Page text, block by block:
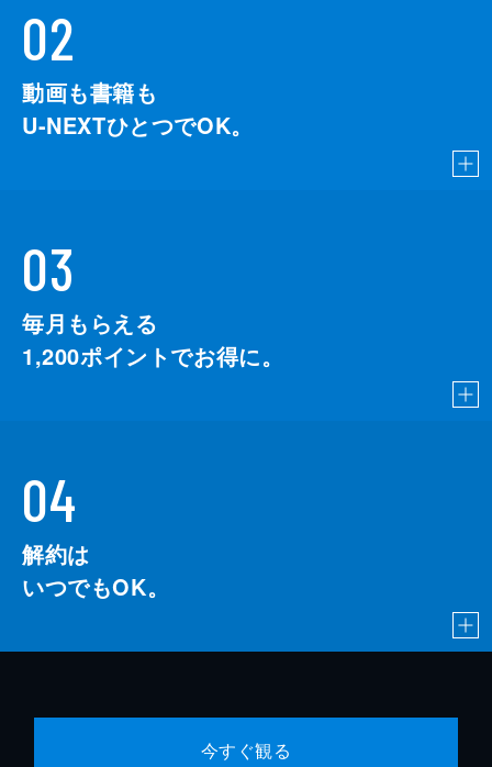
02
動画も書籍も
U-NEXTひとつでOK。
03
毎月もらえる
1,200ポイントでお得に。
04
解約は
いつでもOK。
今すぐ観る